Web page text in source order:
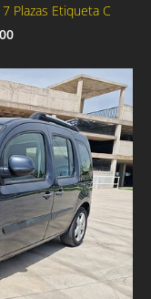
Plazas Etiqueta C